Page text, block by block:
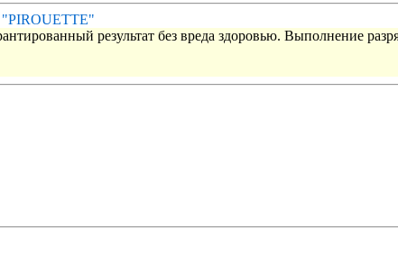
"PIROUETTE"
результат без вреда здоровью. Выполнение